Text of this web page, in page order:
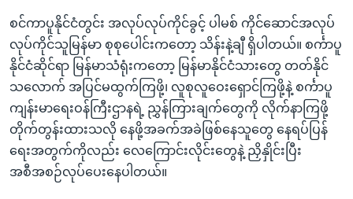
စင်ကာပူနိုင်ငံတွင်း အလုပ်လုပ်ကိုင်ခွင့် ပါမစ် ကိုင်ဆောင်အလုပ်
လုပ်ကိုင်သူမြန်မာ စုစုပေါင်းကတော့ သိန်းနဲ့ချီ ရှိပါတယ်။ စင်္ကာပူ
နိုင်ငံဆိုင်ရာ မြန်မာသံရုံးကတော့ မြန်မာနိုင်ငံသားတွေ တတ်နိုင်
သလောက် အပြင်မထွက်ကြဖို့၊ လူစုလူဝေးရှောင်ကြဖို့နဲ့ စင်္ကာပူ
ကျန်းမာရေးဝန်ကြီးဌာနရဲ့ ညွှန်ကြားချက်တွေကို လိုက်နာကြဖို့
တိုက်တွန်းထားသလို နေဖို့အခက်အခဲဖြစ်နေသူတွေ နေရပ်ပြန်
ရေးအတွက်ကိုလည်း လေကြောင်းလိုင်းတွေနဲ့ ညှိနှိုင်းပြီး
အစီအစဉ်လုပ်ပေးနေပါတယ်။